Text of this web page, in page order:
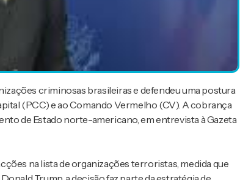
criminosas brasileiras e defendeu uma postura
(PCC) e ao Comando Vermelho (CV). A cobrança
de Estado norte-americano, em entrevista à Gazeta
na lista de organizações terroristas, medida que